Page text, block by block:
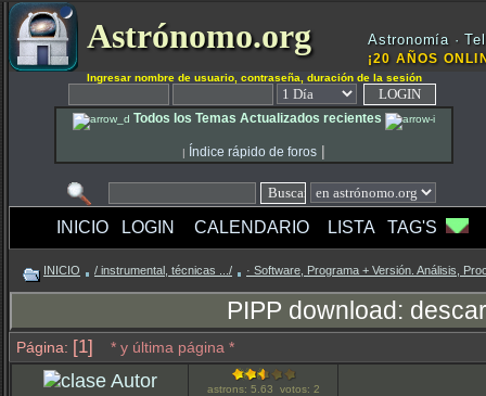
Astrónomo.org Astronomía ·
¡20 AÑOS
Ingresar nombre de usuario, contraseña, duración de la sesión
Todos los Temas Actualizados recientes
| Índice rápido de foros |
INICIO LOGIN CALENDARIO LISTA TAG'S
INICIO / instrumental, técnicas .../ · Software, Programa + Versión. Análisis,
PIPP download:
Página: [1] * y última página *
Autor astrons: 5.63 votos: 2